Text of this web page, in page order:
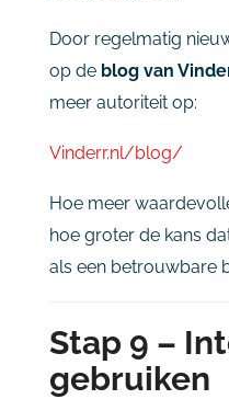
Door regelmatig
op de blog van
meer autoriteit op:
Vinderr.nl/blog/
Hoe meer
hoe groter de kans
als een betrouwbare
Stap 9 –
gebruiken